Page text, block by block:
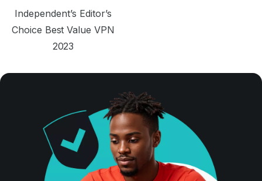
Independent’s Editor’s
Choice Best Value VPN
2023